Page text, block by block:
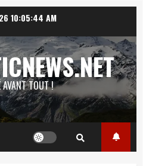
10:05:45 AM
AVANT TOUT !